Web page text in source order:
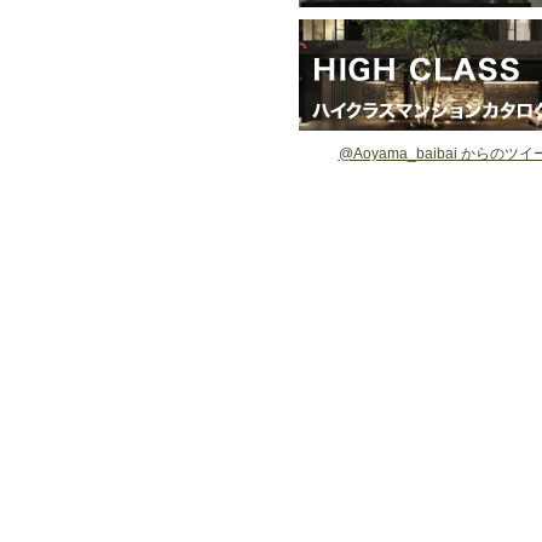
@Aoyama_baibai からのツイ